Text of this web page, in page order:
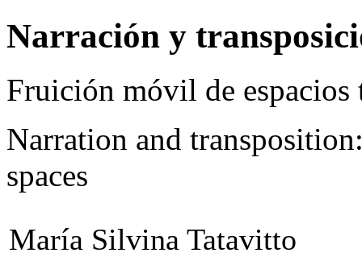
Narración y
Fruición móvil de espacios
Narration and
spaces
María Silvina Tatavitto